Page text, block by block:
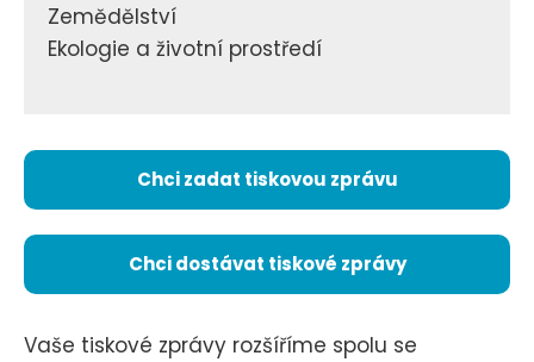
Zemědělství
Ekologie a životní prostředí
Chci zadat tiskovou zprávu
Chci dostávat tiskové zprávy
Vaše tiskové zprávy rozšíříme spolu se